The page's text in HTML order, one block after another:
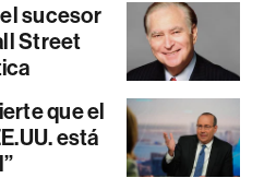
sucesor
Street
que el
está